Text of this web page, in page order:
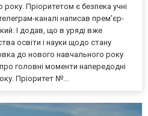
Пріоритетом є безпека учні
каналі написав прем'єр-
І додав, що в уряді вже
освіти і науки щодо стану
до нового навчального року
головні моменти напередодні
Пріоритет №...